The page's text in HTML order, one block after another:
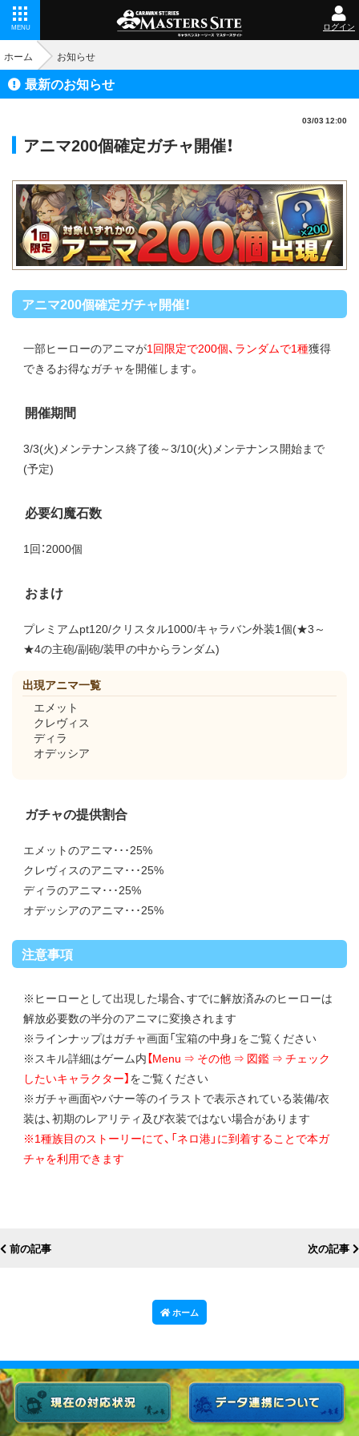
MENU ログイン
ホーム お知らせ
最新のお知らせ
03/03 12:00
アニマ200個確定ガチャ開催！
アニマ200個確定ガチャ開催！
一部ヒーローのアニマが1回限定で200個、ランダムで1種獲得
できるお得なガチャを開催します。
開催期間
3/3(火)メンテナンス終了後～3/10(火)メンテナンス開始まで
(予定)
必要幻魔石数
1回：2000個
おまけ
プレミアムpt120/クリスタル1000/キャラバン外装1個(★3～
★4の主砲/副砲/装甲の中からランダム)
出現アニマ一覧
エメット
クレヴィス
ディラ
オデッシア
ガチャの提供割合
エメットのアニマ･･･25%
クレヴィスのアニマ･･･25%
ディラのアニマ･･･25%
オデッシアのアニマ･･･25%
注意事項
※ヒーローとして出現した場合、すでに解放済みのヒーローは
解放必要数の半分のアニマに変換されます
※ラインナップはガチャ画面「宝箱の中身」をご覧ください
※スキル詳細はゲーム内【Menu ⇒ その他 ⇒ 図鑑 ⇒ チェック
したいキャラクター】をご覧ください
※ガチャ画面やバナー等のイラストで表示されている装備/衣
装は、初期のレアリティ及び衣装ではない場合があります
※1種族目のストーリーにて、「ネロ港」に到着することで本ガ
チャを利用できます
前の記事 次の記事
ホーム